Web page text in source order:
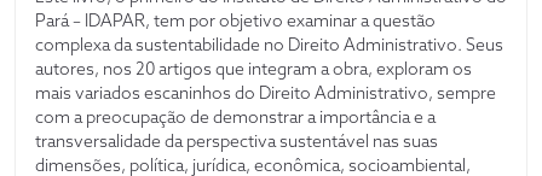
Pará – IDAPAR, tem por objetivo examinar a questão
complexa da sustentabilidade no Direito Administrativo. Seus
autores, nos 20 artigos que integram a obra, exploram os
mais variados escaninhos do Direito Administrativo, sempre
com a preocupação de demonstrar a importância e a
transversalidade da perspectiva sustentável nas suas
dimensões, política, jurídica, econômica, socioambiental,